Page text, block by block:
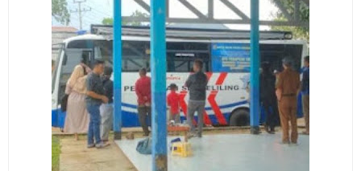
12 Ribu Liter
Uniku Jadi Tuan Rumah Pendampingan Penyusunan
Dokumen SPMI
Sudahkah Kita Merdeka Dari Hawa Nafsu?
Info Sembako di Pasar Kepuh Kuningan Kamis 6
Agustus 2026, Daging Naik, Telur Turun
Agenda Kegiatan Bupati Kuningan Jumat 7 Agustus
2026 Ada Tiga, Tapi yang Bakal Dihadiri Hanya Satu